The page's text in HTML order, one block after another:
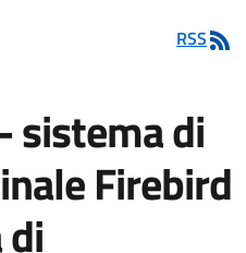
RSS
sistema di
Firebird